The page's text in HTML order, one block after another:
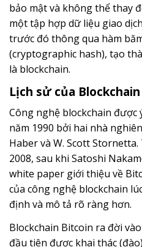
bảo mật và không thể thay
một tập hợp dữ liệu giao
trước đó thông qua hàm
(cryptographic hash), tạo
là blockchain.
Lịch sử của Blockchain
Công nghệ blockchain
năm 1990 bởi hai nhà
Haber và W. Scott
2008, sau khi Satoshi
white paper giới thiệu về
của công nghệ blockchain
định và mô tả rõ ràng hơn.
Blockchain Bitcoin ra đời
đầu tiên được khai thác